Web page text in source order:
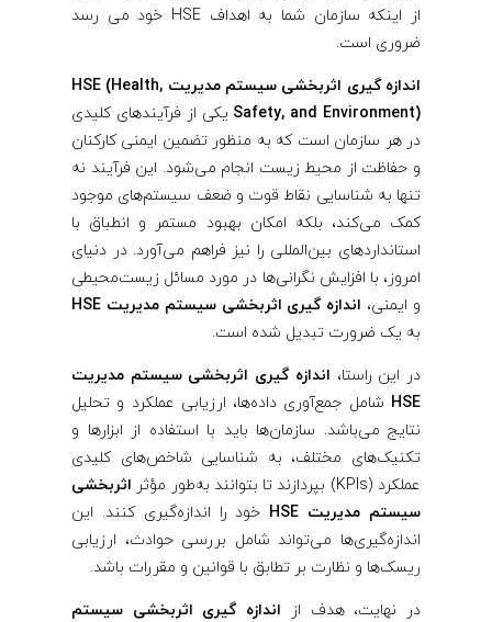
س
ت
H
از اینکه سازمان شما به اهداف HSE خود می رسد
ضروری است.
اندازه گیری اثربخشی سیستم مدیریت HSE (Health,
Safety, and Environment) یکی از فرآیندهای کلیدی
در هر سازمان است که به منظور تضمین ایمنی کارکنان
و حفاظت از محیط زیست انجام می‌شود. این فرآیند نه
تنها به شناسایی نقاط قوت و ضعف سیستم‌های موجود
کمک می‌کند، بلکه امکان بهبود مستمر و انطباق با
استانداردهای بین‌المللی را نیز فراهم می‌آورد. در دنیای
امروز، با افزایش نگرانی‌ها در مورد مسائل زیست‌محیطی
و ایمنی، اندازه گیری اثربخشی سیستم مدیریت HSE
به یک ضرورت تبدیل شده است.
در این راستا، اندازه گیری اثربخشی سیستم مدیریت
HSE شامل جمع‌آوری داده‌ها، ارزیابی عملکرد و تحلیل
نتایج می‌باشد. سازمان‌ها باید با استفاده از ابزارها و
تکنیک‌های مختلف، به شناسایی شاخص‌های کلیدی
عملکرد (KPIs) بپردازند تا بتوانند به‌طور مؤثر
اثربخشی
سیستم مدیریت HSE
خود را اندازه‌گیری کنند. این
اندازه‌گیری‌ها می‌تواند شامل بررسی حوادث، ارزیابی
ریسک‌ها و نظارت بر تطابق با قوانین و مقررات باشد.
در نهایت، هدف از اندازه گیری اثربخشی سیستم